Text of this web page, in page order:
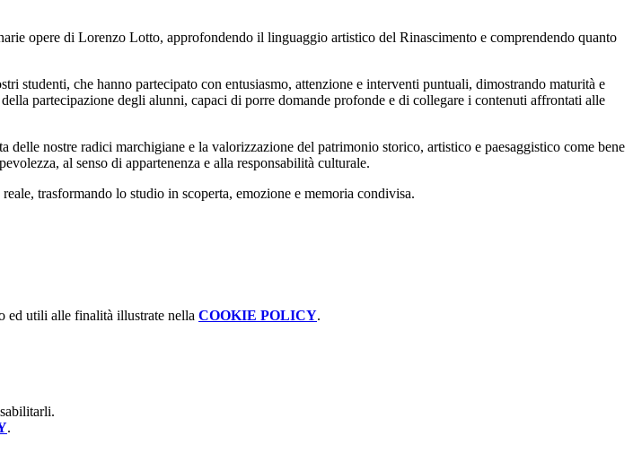
opere di Lorenzo Lotto, approfondendo il linguaggio artistico del Rinascimento e comprendendo quanto
studenti, che hanno partecipato con entusiasmo, attenzione e interventi puntuali, dimostrando maturità e
partecipazione degli alunni, capaci di porre domande profonde e di collegare i contenuti affrontati alle
nostre radici marchigiane e la valorizzazione del patrimonio storico, artistico e paesaggistico come bene
al senso di appartenenza e alla responsabilità culturale.
trasformando lo studio in scoperta, emozione e memoria condivisa.
ed utili alle finalità illustrate nella COOKIE POLICY.
.